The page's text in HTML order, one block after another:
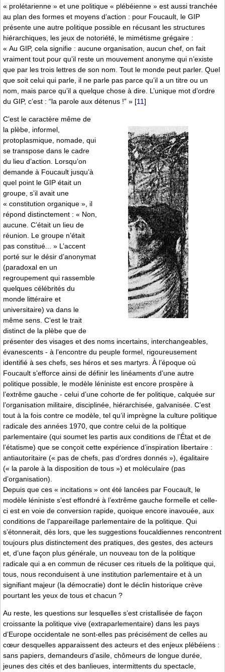
« prolétarienne » et une politique « plébéienne » est aussi tranchée
au plan des formes et moyens d’action : pour Foucault, le GIP
présente une autre politique possible en récusant les structures
hiérarchiques, les jeux de notoriété, le mimétisme grégaire :
« Au GIP, cela signifie : aucune organisation, aucun chef, on fait
vraiment tout pour qu’il reste un mouvement anonyme qui n’existe
que par les trois lettres de son nom. Tout le monde peut parler. Quel
que soit celui qui parle, il ne parle pas parce qu’il a un titre ou un
nom, mais parce qu’il a quelque chose à dire. L’unique mot d’ordre
du GIP, c’est : “la parole aux détenus !” » [11]
C’est le caractère même de
la plèbe, informel,
protoplasmique, nomade, qui
se transpose dans le cadre
du lieu d’action. Lorsqu’on
demande à Foucault jusqu’à
quel point le GIP était un
groupe, s’il avait une
« constitution organique », il
répond distinctement : « Non,
aucune. C’était un lieu de
réunion. Le groupe n’était
pas constitué... » L’accent
porté sur le désir d’anonymat
(paradoxal en un
regroupement qui rassemble
quelques célébrités du
monde littéraire et
universitaire) va dans le
même sens. C’est le trait
distinct de la plèbe que de
présenter des visages et des noms incertains, interchangeables,
évanescents - à l’encontre du peuple formel, rigoureusement
identifié à ses chefs, ses héros et ses martyrs. À l’époque où
Foucault s’efforce ainsi de définir les linéaments d’une autre
politique possible, le modèle léniniste est encore prospère à
l’extrême gauche - celui d’une cohorte de fer politique, calquée sur
l’organisation militaire, disciplinée, hiérarchisée, galvanisée. C’est
tout à la fois contre ce modèle, tel qu’il imprègne la culture politique
radicale des années 1970, que contre celui de la politique
parlementaire (qui soumet les partis aux conditions de l’État et de
l’étatisme) que se conçoit cette expérience d’inspiration libertaire :
antiautoritaire (« pas de chefs, pas d’ordres donnés »), égalitaire
(« la parole à la disposition de tous ») et moléculaire (pas
d’organisation).
Depuis que ces « incitations » ont été lancées par Foucault, le
modèle léniniste s’est effondré à l’extrême gauche formelle et celle-
ci est en voie de conversion rapide, quoique encore inavouée, aux
conditions de l’appareillage parlementaire de la politique. Qui
s’étonnerait, dès lors, que les suggestions foucaldiennes rencontrent
toujours plus distinctement des pratiques, des gestes, des acteurs
et, d’une façon plus générale, un nouveau ton de la politique
radicale qui a en commun de récuser ces rituels de la politique qui,
tous, nous reconduisent à une institution parlementaire et à un
signifiant majeur (la démocratie) dont le déclin historique crève
pourtant les yeux de tous et chacun ?
Au reste, les questions sur lesquelles s’est cristallisée de façon
croissante la politique vive (extraparlementaire) dans les pays
d’Europe occidentale ne sont-elles pas précisément de celles au
cœur desquelles apparaissent des acteurs et des enjeux plébéiens :
sans papiers, demandeurs d’asile, chômeurs de longue durée,
jeunes des cités et des banlieues, intermittents du spectacle,